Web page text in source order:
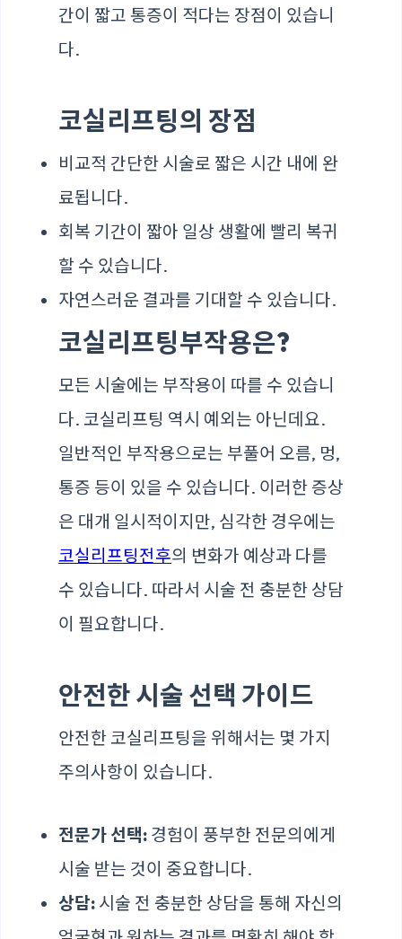
간이 짧고 통증이 적다는 장점이 있습니
다.
코실리프팅의 장점
비교적 간단한 시술로 짧은 시간 내에 완
료됩니다.
회복 기간이 짧아 일상 생활에 빨리 복귀
할 수 있습니다.
자연스러운 결과를 기대할 수 있습니다.
코실리프팅부작용은?
모든 시술에는 부작용이 따를 수 있습니
다. 코실리프팅 역시 예외는 아닌데요.
일반적인 부작용으로는 부풀어 오름, 멍,
통증 등이 있을 수 있습니다. 이러한 증상
은 대개 일시적이지만, 심각한 경우에는
코실리프팅전후의 변화가 예상과 다를
수 있습니다. 따라서 시술 전 충분한 상담
이 필요합니다.
안전한 시술 선택 가이드
안전한 코실리프팅을 위해서는 몇 가지
주의사항이 있습니다.
전문가 선택: 경험이 풍부한 전문의에게
시술 받는 것이 중요합니다.
상담: 시술 전 충분한 상담을 통해 자신의